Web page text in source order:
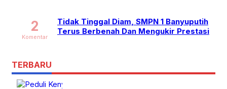
Tidak Tinggal Diam, SMPN 1 Banyuputih
Terus Berbenah Dan Mengukir Prestasi
2
Komentar
TERBARU